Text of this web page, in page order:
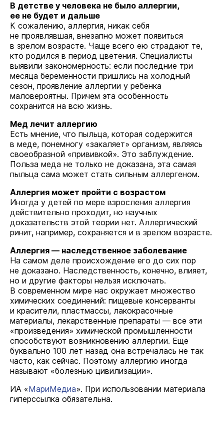
В детстве у человека не было аллергии,
ее не будет и дальше
К сожалению, аллергия, никак себя
не проявлявшая, внезапно может появиться
в зрелом возрасте. Чаще всего ею страдают те,
кто родился в период цветения. Специалисты
выявили закономерность: если последние три
месяца беременности пришлись на холодный
сезон, проявление аллергии у ребенка
маловероятны. Причем эта особенность
сохранится на всю жизнь.
Мед лечит аллергию
Есть мнение, что пыльца, которая содержится
в меде, понемногу «закаляет» организм, являясь
своеобразной «прививкой». Это заблуждение.
Польза меда не только не доказана, эта самая
пыльца сама может стать сильным аллергеном.
Аллергия может пройти с возрастом
Иногда у детей по мере взросления аллергия
действительно проходит, но научных
доказательств этой теории нет. Аллергический
ринит, например, сохраняется и в зрелом возрасте.
Аллергия — наследственное заболевание
На самом деле происхождение его до сих пор
не доказано. Наследственность, конечно, влияет,
но и другие факторы нельзя исключать.
В современном мире нас окружает множество
химических соединений: пищевые консерванты
и красители, пластмассы, лакокрасочные
материалы, лекарственные препараты — все эти
«произведения» химической промышленности
способствуют возникновению аллергии. Еще
буквально 100 лет назад она встречалась не так
часто, как сейчас. Поэтому аллергию иногда
называют «болезнью цивилизации».
ИА «МариМедиа». При использовании материала
гиперссылка обязательна.